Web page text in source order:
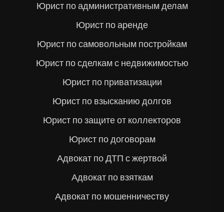
Юрист по административным делам
Юрист по аренде
Юрист по самовольным постройкам
Юрист по сделкам с недвижимостью
Юрист по приватизации
Юрист по взысканию долгов
Юрист по защите от коллекторов
Юрист по договорам
Адвокат по ДТП с жертвой
Адвокат по взяткам
Адвокат по мошенничеству